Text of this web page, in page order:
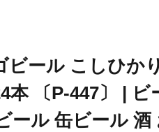
ビール こしひかり
本 〔P-447〕 | ビ
ール 缶ビール 酒